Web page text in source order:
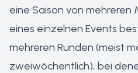
eine Saison von
eines einzelnen Events
mehreren Runden (meist
zweiwöchentlich), bei